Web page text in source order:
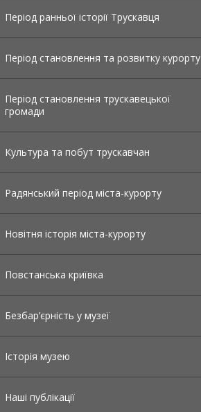
Період ранньої історії Трускавця
Період становлення та розвитку курорту
Період становлення трускавецької
громади
Культура та побут трускавчан
Радянський період міста-курорту
Новітня історія міста-курорту
Повстанська криївка
Безбар’єрність у музеї
Історія музею
Наші публікації